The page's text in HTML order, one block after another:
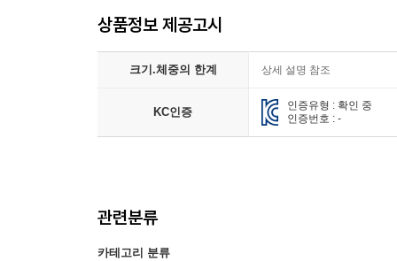
상품정보 제공고시
크기.체중의 한계 상세 설명 참조
KC인증
인증유형 : 확인 중
인증번호 : -
관련분류
카테고리 분류